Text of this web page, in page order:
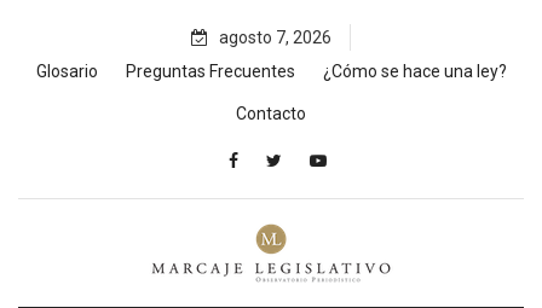
content
agosto 7, 2026
Glosario
Preguntas Frecuentes ¿Cómo se hace una ley?
Contacto